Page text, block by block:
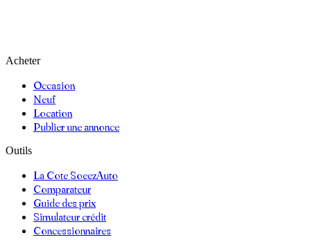
Acheter
Occasion
Neuf
Location
Publier une annonce
Outils
La Cote SoeezAuto
Comparateur
Guide des prix
Simulateur crédit
Concessionnaires